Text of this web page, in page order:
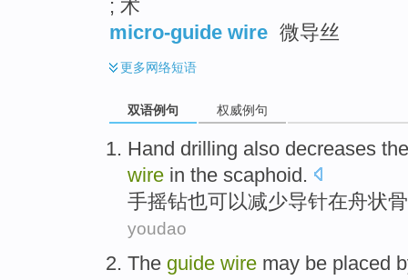
; 术
micro-guide wire 微导丝
更多网络短语
双语例句 权威例句
Hand drilling also decreases
wire in the scaphoid.
手摇钻也可以减少导针在舟状
youdao
The guide wire may be placed